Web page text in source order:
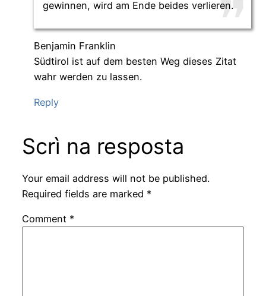
gewinnen, wird am Ende beides verlieren.
Benjamin Franklin
Südtirol ist auf dem besten Weg dieses Zitat
wahr werden zu lassen.
Reply
Scrì na resposta
Your email address will not be published.
Required fields are marked *
Comment *